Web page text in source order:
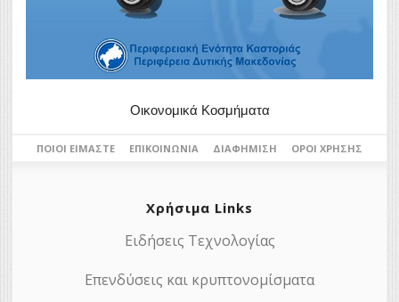
Οικονομικά Κοσμήματα
ΠΟΙΟΙ ΕΊΜΑΣΤΕ ΕΠΙΚΟΙΝΩΝΊΑ ΔΙΑΦΉΜΙΣΗ ΌΡΟΙ ΧΡΉΣΗΣ
Χρήσιμα Links
Ειδήσεις Τεχνολογίας
Επενδύσεις και κρυπτονομίσματα